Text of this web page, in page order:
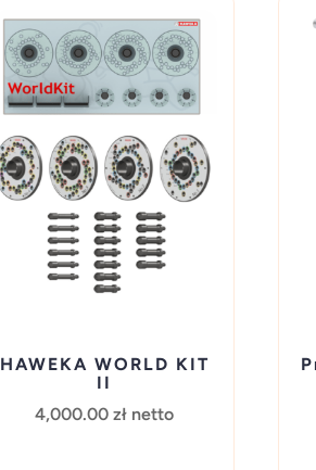
HAWEKA WORLD KIT
II
4,000.00zł netto